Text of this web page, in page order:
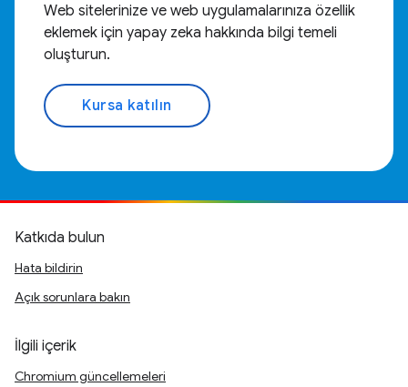
Web sitelerinize ve web uygulamalarınıza özellik
eklemek için yapay zeka hakkında bilgi temeli
oluşturun.
Kursa katılın
Katkıda bulun
Hata bildirin
Açık sorunlara bakın
İlgili içerik
Chromium güncellemeleri